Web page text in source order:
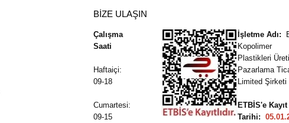
BİZE ULAŞIN
Çalışma
Saati
Haftaiçi:
09-18
Cumartesi:
09-15
İşletme Adı:
Kopolimer
Plastikleri
Pazarlama
Limited Şirketi
ETBİS'e Kayıt
Tarihi: